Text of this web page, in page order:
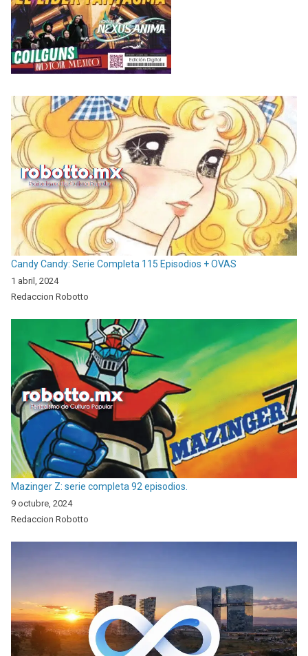
Candy Candy: Serie Completa 115 Episodios + OVAS
1 abril, 2024
Redaccion Robotto
Mazinger Z: serie completa 92 episodios.
9 octubre, 2024
Redaccion Robotto